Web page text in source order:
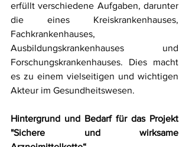
erfüllt verschiedene Aufgaben, darunter
die eines Kreiskrankenhauses,
Fachkrankenhauses,
Ausbildungskrankenhauses und
Forschungskrankenhauses. Dies macht
es zu einem vielseitigen und wichtigen
Akteur im Gesundheitswesen.
Hintergrund und Bedarf für das Projekt
"Sichere und wirksame